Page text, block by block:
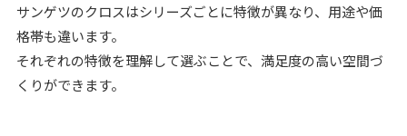
サンゲツのクロスはシリーズごとに特徴が異なり、用途や価
格帯も違います。
それぞれの特徴を理解して選ぶことで、満足度の高い空間づ
くりができます。